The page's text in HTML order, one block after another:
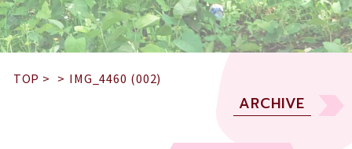
TOP > > IMG_4460 (002)
ARCHIVE